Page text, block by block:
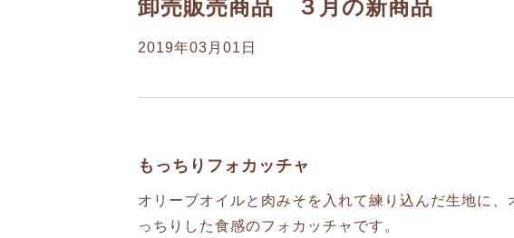
卸売販売商品 ３月の新商品
2019年03月01日
もっちりフォカッチャ
オリーブオイルと肉みそを入れて練り込んだ生地に
っちりした食感のフォカッチャです。